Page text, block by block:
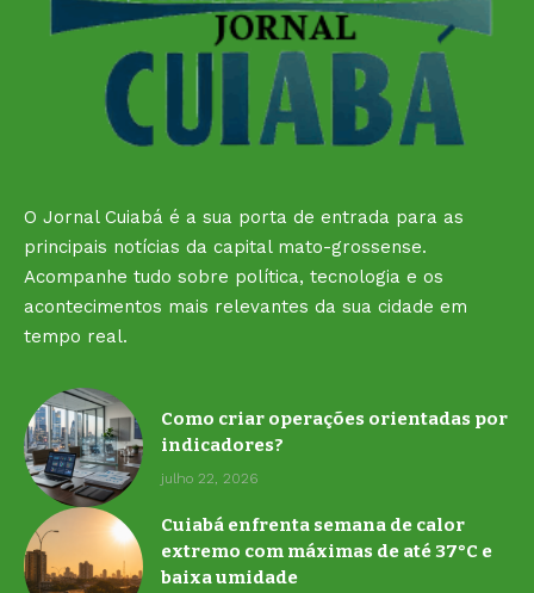
O Jornal Cuiabá é a sua porta de entrada para as
principais notícias da capital mato-grossense.
Acompanhe tudo sobre política, tecnologia e os
acontecimentos mais relevantes da sua cidade em
tempo real.
Como criar operações orientadas por
indicadores?
julho 22, 2026
Cuiabá enfrenta semana de calor
extremo com máximas de até 37°C e
baixa umidade